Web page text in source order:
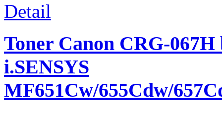
Detail
Toner Canon CRG-
i.SENSYS
MF651Cw/655Cdw/